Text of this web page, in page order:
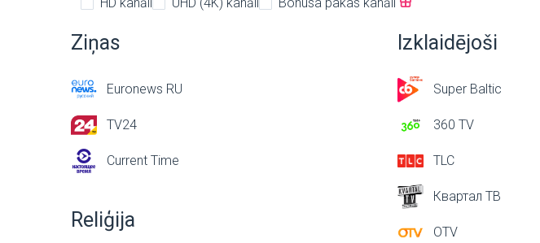
Ziņas
Euronews RU
TV24
Current Time
Reliģija
Izklaidējoši
Super Baltic
360 TV
TLC
Квартал ТВ
OTV